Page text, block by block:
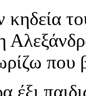
που
έξι